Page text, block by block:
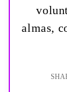
almas,